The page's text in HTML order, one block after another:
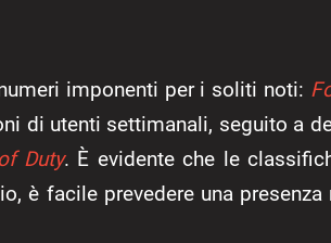
imponenti per i soliti noti:
di utenti settimanali, seguito a
Duty. È evidente che le
è facile prevedere una